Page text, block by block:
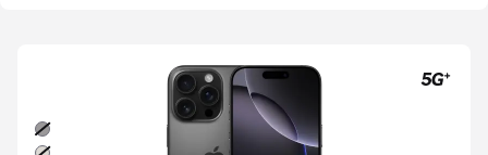
Noir
Naturel